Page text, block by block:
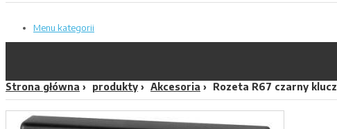
Menu kategorii
Strona główna produkty Akcesoria Rozeta R67 czarny klucz